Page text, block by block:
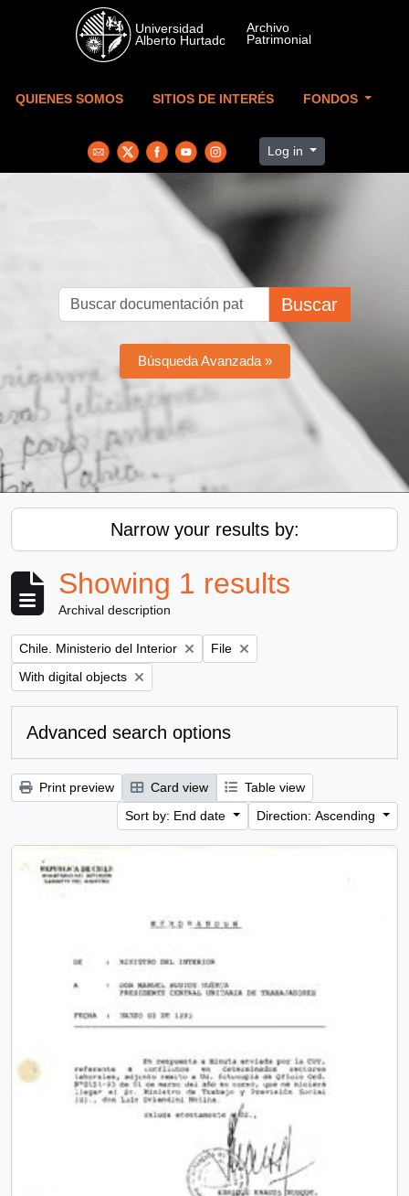
Skip to main content
QUIENES SOMOS SITIOS DE INTERÉS FONDOS
Log in
Buscar
Búsqueda Avanzada »
Narrow your results by:
Showing 1 results
Archival description
Remove filter:
Chile. Ministerio del Interior Remove filter:
File
Remove filter:
With digital objects
Advanced search options
Print preview Card view
Table view
Sort by: End date
Direction: Ascending